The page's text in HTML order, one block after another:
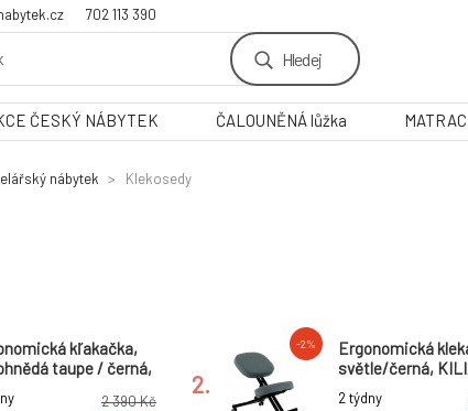
702 113 390
Hledej
ČESKÝ NÁBYTEK ČALOUNĚNÁ lůžka
nábytek Klekosedy
kľakačka,
taupe / černá,
2 390 Kč
2.
-2%
Ergonomická
světle/černá,
2 týdny